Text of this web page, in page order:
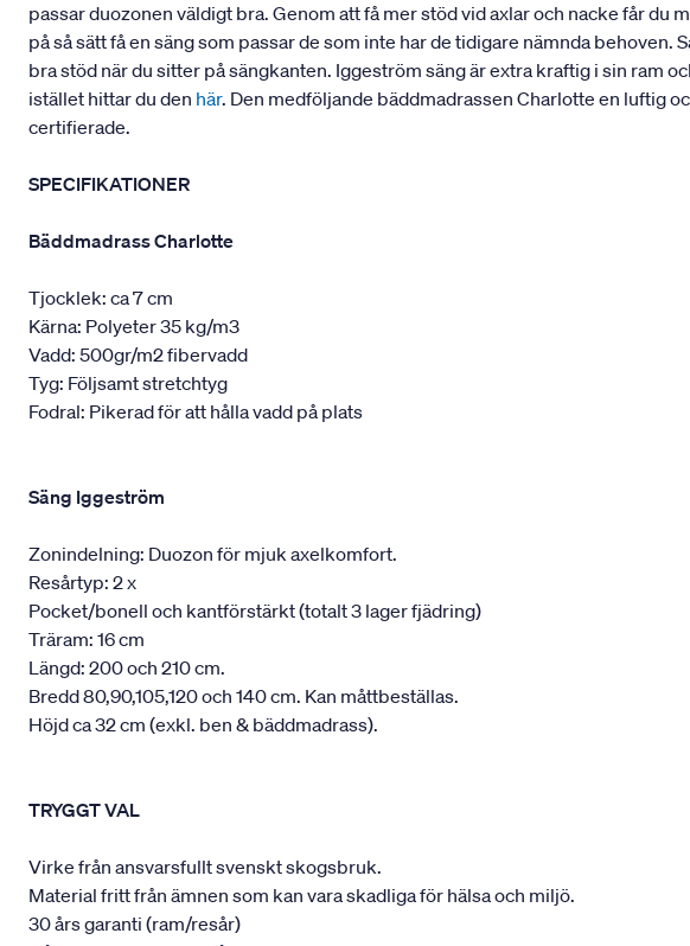
passar duozonen väldigt bra. Genom att få mer stöd vid axlar och nacke får
på så sätt få en säng som passar de som inte har de tidigare nämnda
bra stöd när du sitter på sängkanten. Iggeström säng är extra kraftig i sin ram
istället hittar du den här. Den medföljande bäddmadrassen Charlotte en luftig
certifierade.
SPECIFIKATIONER
Bäddmadrass Charlotte
Tjocklek: ca 7 cm
Kärna: Polyeter 35 kg/m3
Vadd: 500gr/m2 fibervadd
Tyg: Följsamt stretchtyg
Fodral: Pikerad för att hålla vadd på plats
Säng Iggeström
Zonindelning: Duozon för mjuk axelkomfort.
Resårtyp: 2 x
Pocket/bonell och kantförstärkt (totalt 3 lager fjädring)
Träram: 16 cm
Längd: 200 och 210 cm.
Bredd 80,90,105,120 och 140 cm. Kan måttbeställas.
Höjd ca 32 cm (exkl. ben & bäddmadrass).
TRYGGT VAL
Virke från ansvarsfullt svenskt skogsbruk.
Material fritt från ämnen som kan vara skadliga för hälsa och miljö.
30 års garanti (ram/resår)